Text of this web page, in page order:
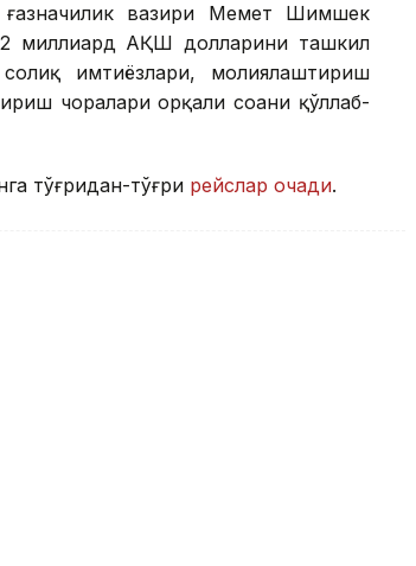
вазири Меҳмет Шимшек
миллиард АҚШ долларини ташкил
имтиёзлари, молиялаштириш
чоралари орқали соҳани қўллаб-
тўғридан-тўғри рейслар очади.